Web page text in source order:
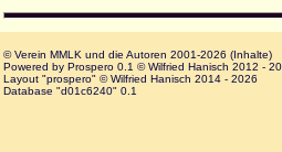
© Verein MMLK und die Autoren 2001-2026 (Inhalte)
Powered by Prospero 0.1 © Wilfried Hanisch 2012 -
Layout "prospero" © Wilfried Hanisch 2014 - 2026
Database "d01c6240" 0.1